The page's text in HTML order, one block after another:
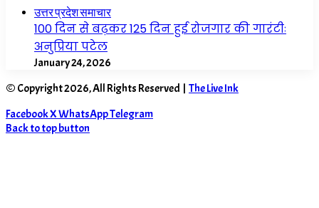
उत्तर प्रदेश समाचार
100 दिन से बढ़कर 125 दिन हुई रोजगार की गारंटीः
अनुप्रिया पटेल
January 24, 2026
© Copyright 2026, All Rights Reserved | The Live Ink
FacebookXWhatsAppTelegram
Back to top button